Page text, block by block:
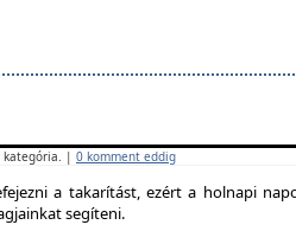
kategória. | 0 komment eddig
a takarítást, ezért a holnapi
segíteni.